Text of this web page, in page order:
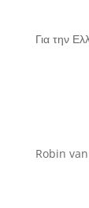
Για την
Robin